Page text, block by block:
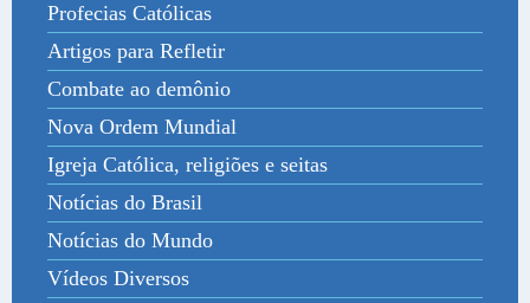
Profecias Católicas
Artigos para Refletir
Combate ao demônio
Nova Ordem Mundial
Igreja Católica, religiões e seitas
Notícias do Brasil
Notícias do Mundo
Vídeos Diversos